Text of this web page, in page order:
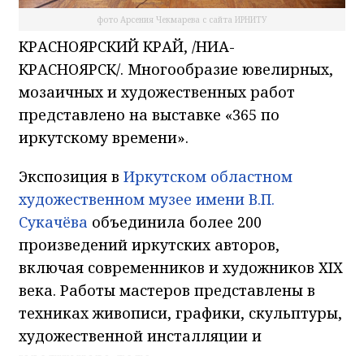
фото Арсения Чекмарева с сайта ИРНИТУ
КРАСНОЯРСКИЙ КРАЙ, /НИА-
КРАСНОЯРСК/. Многообразие ювелирных,
мозаичных и художественных работ
представлено на выставке «365 по
иркутскому времени».
Экспозиция в Иркутском областном
художественном музее имени В.П.
Сукачёва объединила более 200
произведений иркутских авторов,
включая современников и художников XIX
века. Работы мастеров представлены в
техниках живописи, графики, скульптуры,
художественной инсталляции и